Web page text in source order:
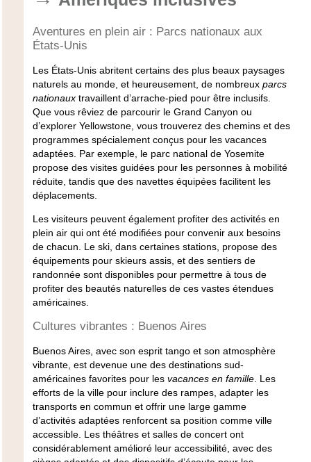
Aventures en plein air : Parcs nationaux aux
États-Unis
Les États-Unis abritent certains des plus beaux paysages
naturels au monde, et heureusement, de nombreux parcs
nationauxtravaillent d’arrache-pied pour être inclusifs.
Que vous rêviez de parcourir le Grand Canyon ou
d’explorer Yellowstone, vous trouverez des chemins et des
programmes spécialement conçus pour les vacances
adaptées. Par exemple, le parc national de Yosemite
propose des visites guidées pour les personnes à mobilité
réduite, tandis que des navettes équipées facilitent les
déplacements.
Les visiteurs peuvent également profiter des activités en
plein air qui ont été modifiées pour convenir aux besoins
de chacun. Le ski, dans certaines stations, propose des
équipements pour skieurs assis, et des sentiers de
randonnée sont disponibles pour permettre à tous de
profiter des beautés naturelles de ces vastes étendues
américaines.
Cultures vibrantes : Buenos Aires
Buenos Aires, avec son esprit tango et son atmosphère
vibrante, est devenue une des destinations sud-
américaines favorites pour les vacances en famille. Les
efforts de la ville pour inclure des rampes, adapter les
transports en commun et offrir une large gamme
d’activités adaptéesrenforcent sa position comme ville
accessible. Les théâtres et salles de concert ont
considérablement amélioré leur accessibilité, avec des